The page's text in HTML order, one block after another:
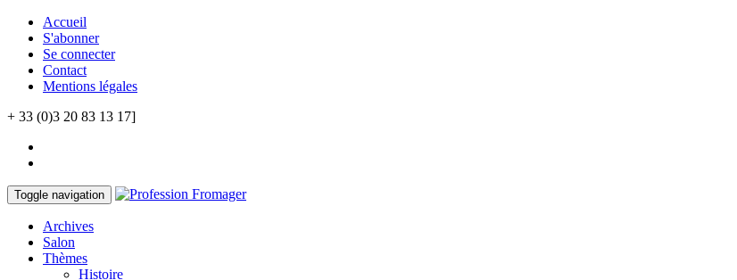
Accueil
S'abonner
Se connecter
Contact
Mentions légales
+ 33 (0)3 20 83 13 17]
Toggle navigation
Archives
Salon
Thèmes
Histoire